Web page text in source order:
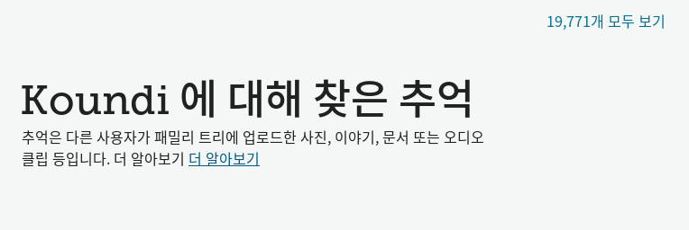
19,771개 모두 보기
Koundi 에 대해 찾은 추억
추억은 다른 사용자가 패밀리 트리에 업로드한 사진, 이야기, 문서 또는 오디오
클립 등입니다. 더 알아보기 더 알아보기